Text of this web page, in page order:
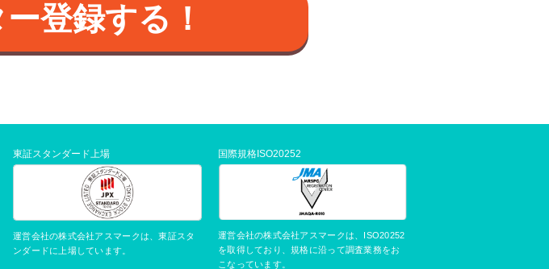
登録する！
東証スタンダード上場
運営会社の株式会社アスマークは、東証スタ
ンダードに上場しています。
国際規格ISO20252
運営会社の株式会社アスマークは、ISO20252
を取得しており、規格に沿って調査業務をお
こなっています。